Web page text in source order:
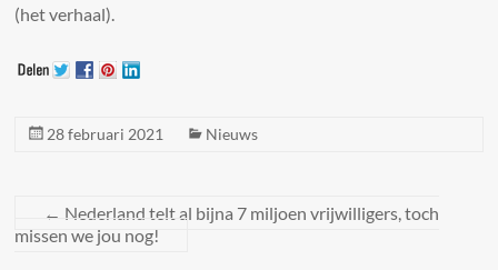
(het verhaal).
28 februari 2021 Nieuws
← Nederland telt al bijna 7 miljoen vrijwilligers, toch
missen we jou nog!